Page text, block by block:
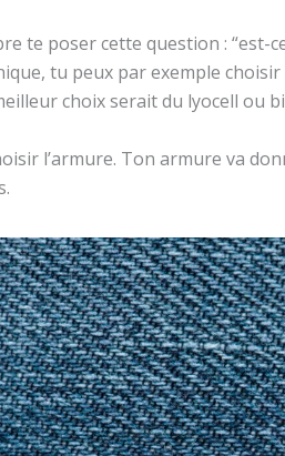
te poser cette question : “est-
tu peux par exemple
choix serait du lyocell ou
l’armure. Ton armure va